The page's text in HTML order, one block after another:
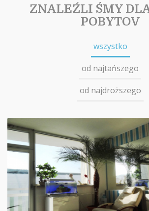
ZNALEŹLI ŚMY
POBYTOV
wszystko
od najtańszego
od najdroższego